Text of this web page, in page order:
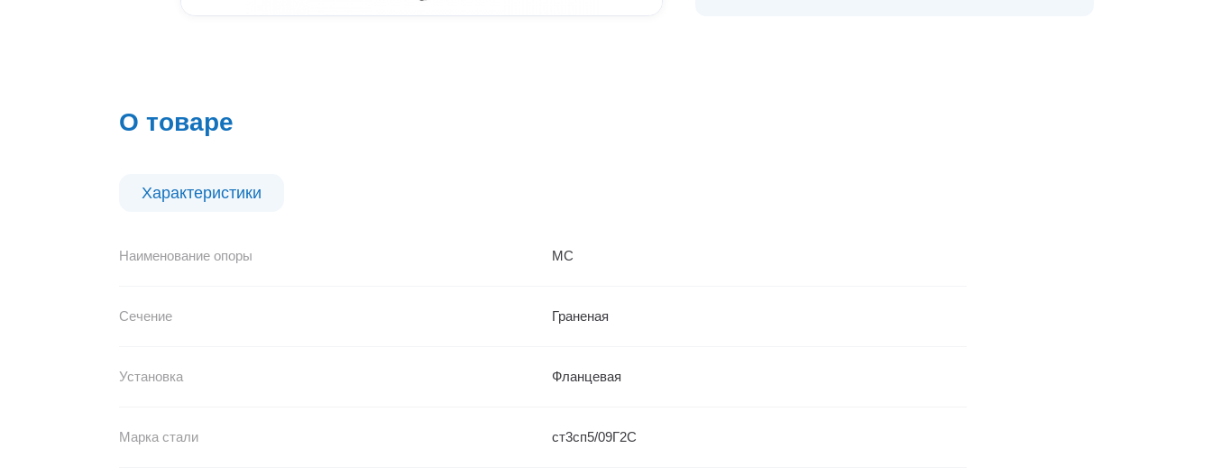
О товаре
Характеристики
Наименование опоры МС
Сечение Граненая
Установка Фланцевая
Марка стали ст3сп5/09Г2С